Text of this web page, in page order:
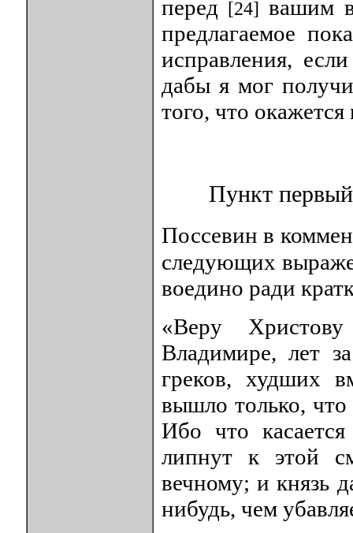
перед [24] вашим
предлагаемое
исправления,
дабы я мог
того, что
Пункт
Поссевин в
следующих
воедино ради
«Веру
Владимире, лет
греков, худших
вышло только, что
Ибо что
липнут к этой
вечному; и князь
нибудь, чем